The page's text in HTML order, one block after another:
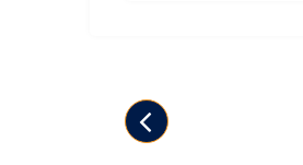
Posts
navigation